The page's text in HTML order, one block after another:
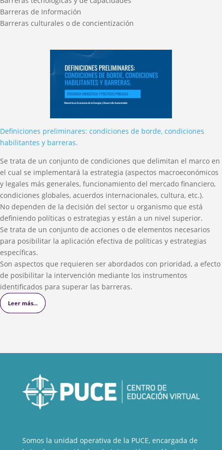
Leer más...
Barreras de Información
Barreras culturales o de concientización
Leer más...
Definiciones preliminares: condiciones de borde, condiciones
habilitantes y barreras.
Se trata de un conjunto de condiciones que delimitan el marco en
el cual se implementará la estrategia (aspectos macroeconómicos
y legales más generales, funcionamiento del mercado financiero,
condiciones globales, acuerdos internacionales, cultura, etc.).
No dependen de la decisión del sector u organismo que está
definiendo políticas o estrategias y están a un nivel superior.
Se trata de un conjunto de acciones o de elementos necesarios
para posibilitar la aplicación efectiva de políticas y estrategias
específicas.
Son aspectos que requieren ser abordados con prioridad, a efecto
de posibilitar la intervención mediante los instrumentos
identificados para superar las barreras.
Leer más...
Somos la unidad operativa de la PUCE, encargada de